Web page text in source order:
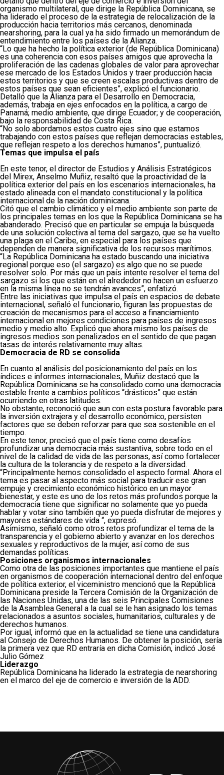
organismo multilateral, que dirige la República Dominicana, se
ha liderado el proceso de la estrategia de relocalización de la
producción hacia territorios más cercanos, denominada
nearshoring, para la cual ya ha sido firmado un memorándum de
entendimiento entre los países de la Alianza.
“Lo que ha hecho la política exterior (de República Dominicana)
es una coherencia con esos países amigos que aprovecha la
proliferación de las cadenas globales de valor para aprovechar
ese mercado de los Estados Unidos y traer producción hacia
estos territorios y que se creen escalas productivas dentro de
estos países que sean eficientes”, explicó el funcionario.
Detalló que la Alianza para el Desarrollo en Democracia,
además, trabaja en ejes enfocados en la política, a cargo de
Panamá; medio ambiente, que dirige Ecuador; y de cooperación,
bajo la responsabilidad de Costa Rica.
“No solo abordamos estos cuatro ejes sino que estamos
trabajando con estos países que reflejan democracias estables,
que reflejan respeto a los derechos humanos”, puntualizó.
Temas que impulsa el país
En este tenor, el director de Estudios y Análisis Estratégicos
del Mirex, Anselmo Muñiz, resaltó que la proactividad de la
política exterior del país en los escenarios internacionales, ha
estado alineada con el mandato constitucional y la política
internacional de la nación dominicana.
Citó que el cambio climático y el medio ambiente son parte de
los principales temas en los que la República Dominicana se ha
abanderado. Precisó que en particular se empuja la búsqueda
de una solución colectiva al tema del sargazo, que se ha vuelto
una plaga en el Caribe, en especial para los países que
dependen de manera significativa de los recursos marítimos.
“La República Dominicana ha estado buscando una iniciativa
regional porque eso (el sargazo) es algo que no se puede
resolver solo. Por más que un país intente resolver el tema del
sargazo si los que están en el alrededor no hacen un esfuerzo
en la misma línea no se tendrán avances”, enfatizó.
Entre las iniciativas que impulsa el país en espacios de debate
internacional, señaló el funcionario, figuran las propuestas de
creación de mecanismos para el acceso a financiamiento
internacional en mejores condiciones para países de ingresos
medio y medio alto. Explicó que ahora mismo los países de
ingresos medios son penalizados en el sentido de que pagan
tasas de interés relativamente muy altas.
Democracia de RD se consolida
En cuanto al análisis del posicionamiento del país en los
índices e informes internacionales, Muñiz destacó que la
República Dominicana se ha consolidado como una democracia
estable frente a cambios políticos “drásticos” que están
ocurriendo en otras latitudes.
No obstante, reconoció que aun con esta postura favorable para
la inversión extrajera y el desarrollo económico, persisten
factores que se deben reforzar para que sea sostenible en el
tiempo.
En este tenor, precisó que el país tiene como desafíos
profundizar una democracia más sustantiva, sobre todo en el
nivel de la calidad de vida de las personas, así como fortalecer
la cultura de la tolerancia y de respeto a la diversidad.
“Principalmente hemos consolidado el aspecto formal. Ahora el
tema es pasar al aspecto más social para traducir ese gran
empuje y crecimiento económico histórico en un mayor
bienestar, y este es uno de los retos más profundos porque la
democracia tiene que significar no solamente que yo pueda
hablar y votar sino también que yo pueda disfrutar de mejores y
mayores estándares de vida “, expresó.
Asimismo, señaló como otros retos profundizar el tema de la
transparencia y el gobierno abierto y avanzar en los derechos
sexuales y reproductivos de la mujer, así como de sus
demandas políticas.
Posiciones organismos internacionales
Como otra de las posiciones importantes que mantiene el país
en organismos de cooperación internacional dentro del enfoque
de política exterior, el viceministro mencionó que la República
Dominicana preside la Tercera Comisión de la Organización de
las Naciones Unidas, una de las seis Principales Comisiones
de la Asamblea General a la cual se le han asignado los temas
relacionados a asuntos sociales, humanitarios, culturales y de
derechos humanos.
Por igual, informó que en la actualidad se tiene una candidatura
al Consejo de Derechos Humanos. De obtener la posición, sería
la primera vez que RD entraría en dicha Comisión, indicó José
Julio Gómez
Liderazgo
República Dominicana ha liderado la estrategia de nearshoring
en el marco del eje de comercio e inversión de la ADD.